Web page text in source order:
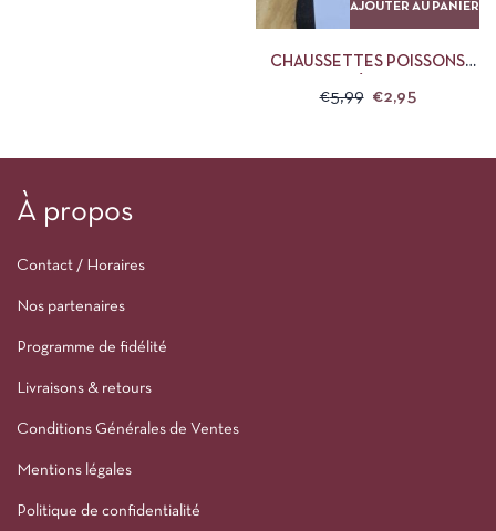
AJOUTER AU PANIER
CHAUSSETTES POISSONS
€5,99 €2,95
À propos
Contact / Horaires
Nos partenaires
Programme de fidélité
Livraisons & retours
Conditions Générales de Ventes
Mentions légales
Politique de confidentialité